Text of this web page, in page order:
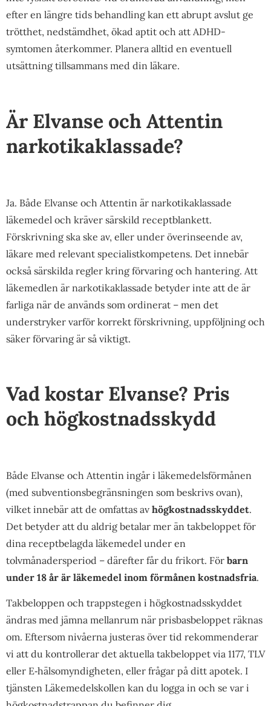
efter en längre tids behandling kan ett abrupt avslut ge
trötthet, nedstämdhet, ökad aptit och att ADHD-
symtomen återkommer. Planera alltid en eventuell
utsättning tillsammans med din läkare.
Är Elvanse och Attentin
narkotikaklassade?
Ja. Både Elvanse och Attentin är narkotikaklassade
läkemedel och kräver särskild receptblankett.
Förskrivning ska ske av, eller under överinseende av,
läkare med relevant specialistkompetens. Det innebär
också särskilda regler kring förvaring och hantering. Att
läkemedlen är narkotikaklassade betyder inte att de är
farliga när de används som ordinerat – men det
understryker varför korrekt förskrivning, uppföljning och
säker förvaring är så viktigt.
Vad kostar Elvanse? Pris
och högkostnadsskydd
Både Elvanse och Attentin ingår i läkemedelsförmånen
(med subventionsbegränsningen som beskrivs ovan),
vilket innebär att de omfattas av högkostnadsskyddet.
Det betyder att du aldrig betalar mer än takbeloppet för
dina receptbelagda läkemedel under en
tolvmånadersperiod – därefter får du frikort. För barn
under 18 år är läkemedel inom förmånen kostnadsfria.
Takbeloppen och trappstegen i högkostnadsskyddet
ändras med jämna mellanrum när prisbasbeloppet räknas
om. Eftersom nivåerna justeras över tid rekommenderar
vi att du kontrollerar det aktuella takbeloppet via 1177, TLV
eller E‑hälsomyndigheten, eller frågar på ditt apotek. I
tjänsten Läkemedelskollen kan du logga in och se var i